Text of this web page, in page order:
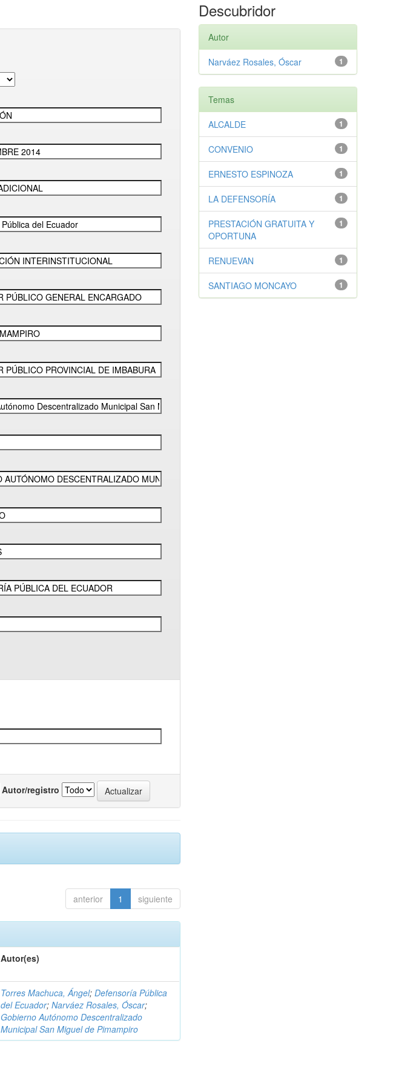
Autor/registro
anterior 1 siguiente
Autor(es)
Torres Machuca, Ángel;Defensoría Pública
del Ecuador;Narváez Rosales, Óscar;
Gobierno Autónomo Descentralizado
Municipal San Miguel de Pimampiro
Descubridor
Autor
1
Narváez Rosales, Óscar
Temas
1
ALCALDE
1
CONVENIO
1
ERNESTO ESPINOZA
1
LA DEFENSORÍA
1
PRESTACIÓN GRATUITA Y
OPORTUNA
1
RENUEVAN
1
SANTIAGO MONCAYO